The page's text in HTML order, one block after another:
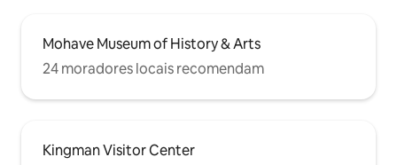
Mohave Museum of History & Arts
24 moradores locais recomendam
Kingman Visitor Center